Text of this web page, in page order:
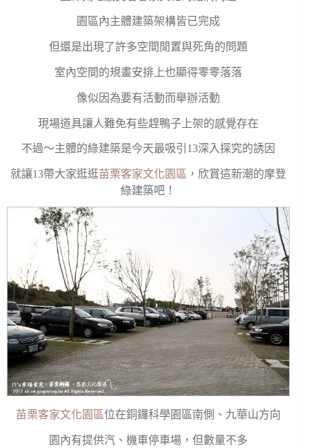
園區內主體建築架構皆已完成
但還是出現了許多空間閒置與死角的問題
室內空間的規畫安排上也顯得零零落落
像似因為要有活動而舉辦活動
現場道具讓人難免有些趕鴨子上架的感覺存在
不過～主體的綠建築是今天最吸引13深入探究的誘因
就讓13帶大家逛逛苗栗客家文化園區 ，欣賞這新潮的摩登
綠建築吧！
苗栗客家文化園區位在銅鑼科學園區南側、九華山方向
園內有提供汽、機車停車場，但數量不多